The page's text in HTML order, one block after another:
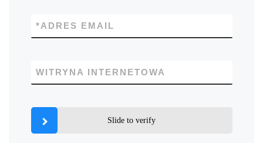
ADRES EMAIL
*
WITRYNA INTERNETOWA
Slide to verify